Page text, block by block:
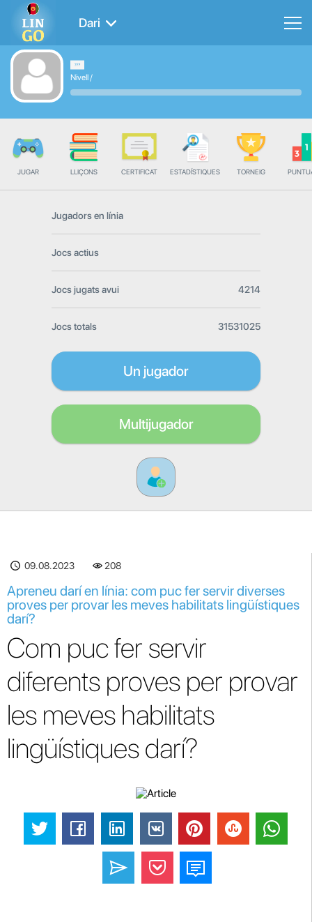
Dari
Nivell/
JUGAR LLIÇONS CERTIFICAT ESTADÍSTIQUES TORNEIG
Jugadors en línia
Jocs actius
Jocs jugats avui 4214
Jocs totals 31531025
Un jugador
Multijugador
09.08.2023 208
Apreneu darí en línia: com puc fer servir diverses
proves per provar les meves habilitats lingüístiques
darí?
Com puc fer servir
diferents proves per provar
les meves habilitats
lingüístiques darí?